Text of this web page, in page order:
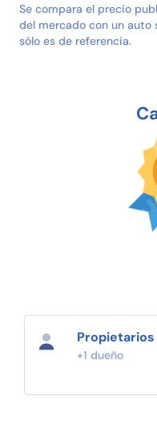
Se compara el precio
del mercado con un
sólo es de referencia.
Propietarios
+1 dueño